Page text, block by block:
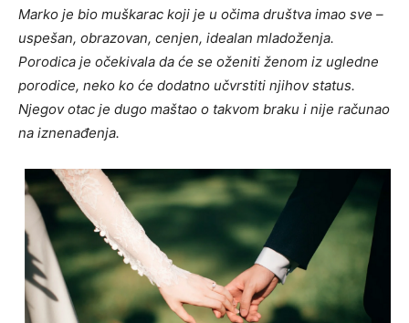
Marko je bio muškarac koji je u očima društva imao sve –
uspešan, obrazovan, cenjen, idealan mladoženja.
Porodica je očekivala da će se oženiti ženom iz ugledne
porodice, neko ko će dodatno učvrstiti njihov status.
Njegov otac je dugo maštao o takvom braku i nije računao
na iznenađenja.